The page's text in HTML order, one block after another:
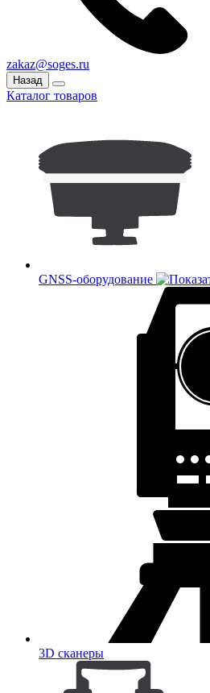
zakaz@soges.ru
Назад
Каталог товаров
GNSS-оборудование
3D сканеры